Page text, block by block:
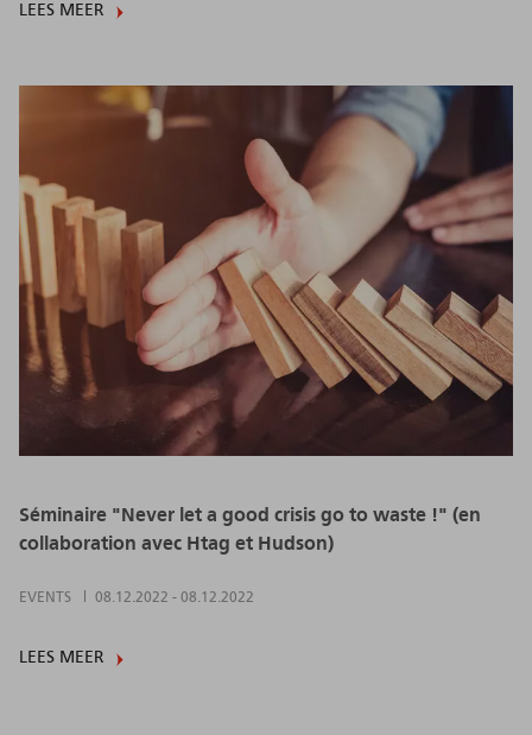
LEES MEER
Séminaire "Never let a good crisis go to waste !" (en
collaboration avec Htag et Hudson)
EVENTS 08.12.2022 - 08.12.2022
LEES MEER